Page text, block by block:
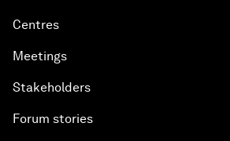
Centres
Meetings
Stakeholders
Forum stories